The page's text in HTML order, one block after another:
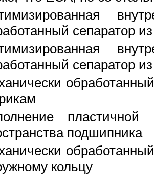
сепаратор
сепаратор
подшипника
кольцу